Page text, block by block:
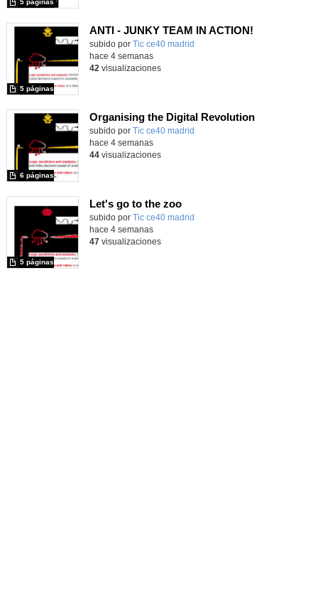
5 páginas
ANTI - JUNKY TEAM IN ACTION!
subido por Tic ce40 madrid
5 páginas
hace 4 semanas
42 visualizaciones
Organising the Digital Revolution
subido por Tic ce40 madrid
6 páginas
hace 4 semanas
44visualizaciones
Let's go to the zoo
subido por Tic ce40 madrid
5 páginas
hace 4 semanas
47visualizaciones